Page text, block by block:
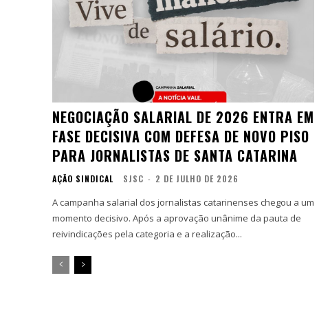
NEGOCIAÇÃO SALARIAL DE 2026 ENTRA EM
FASE DECISIVA COM DEFESA DE NOVO PISO
PARA JORNALISTAS DE SANTA CATARINA
AÇÃO SINDICAL SJSC - 2 DE JULHO DE 2026
A campanha salarial dos jornalistas catarinenses chegou a um
momento decisivo. Após a aprovação unânime da pauta de
reivindicações pela categoria e a realização...